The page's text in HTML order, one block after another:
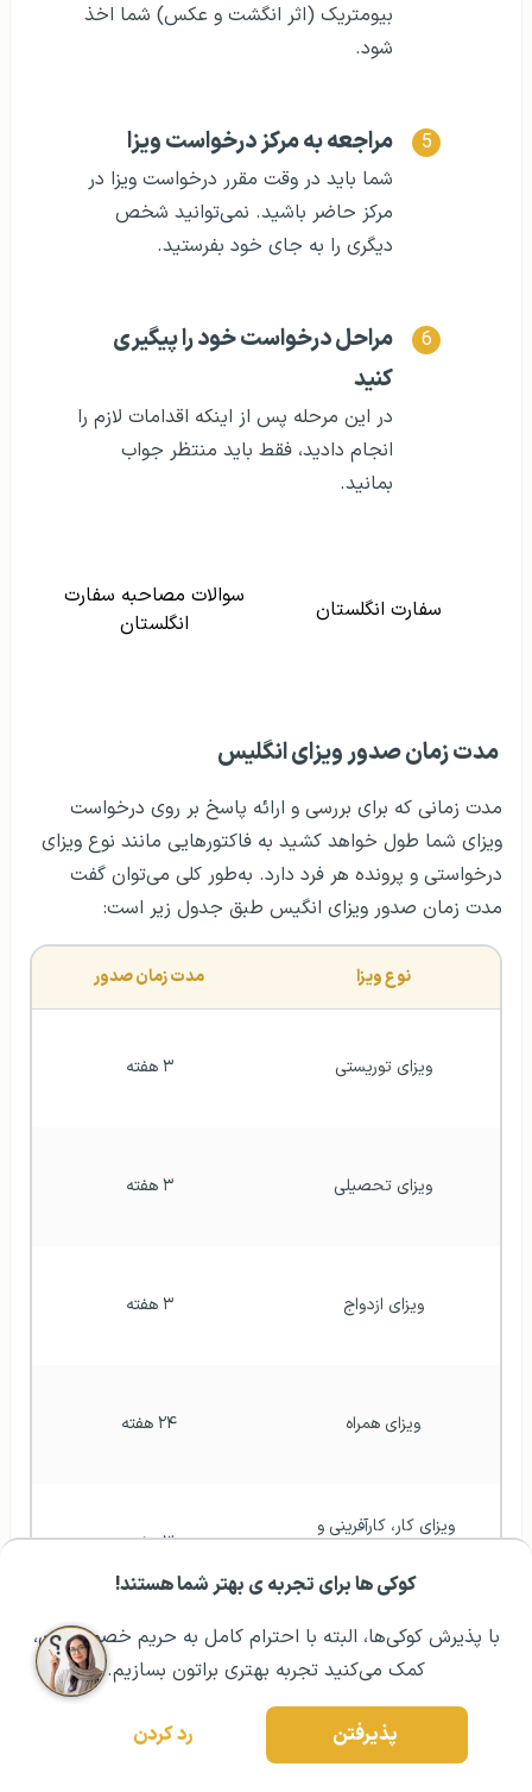
کوکی ها برای تجربه ی بهتر شما هستند!
با پذیرش کوکی‌ها، البته با احترام کامل به حریم خصوصیتون،
کمک می‌کنید تجربه بهتری براتون بسازیم.
پذیرفتن رد کردن
مشــاوره اولیه رایگان: ۰۲۱ ۴۳۰۰۰ ۰۲۱ رزرو مشاوره تخصصی
بیومتریک (اثر انگشت و عکس) شما اخذ
شود.
مراجعه به مرکز درخواست ویزا
شما باید در وقت مقرر درخواست ویزا در
مرکز حاضر باشید. نمی‌توانید شخص
دیگری را به جای خود بفرستید.
مراحل درخواست خود را پیگیری
کنید
در این مرحله پس از اینکه اقدامات لازم را
انجام دادید، فقط باید منتظر جواب
بمانید.
سفارت انگلستان
سوالات مصاحبه سفارت
انگلستان
مدت زمان صدور ویزای انگلیس
مدت زمانی که برای بررسی و ارائه پاسخ بر روی درخواست
ویزای شما طول خواهد کشید به فاکتورهایی مانند نوع ویزای
درخواستی و پرونده هر فرد دارد. به‌طور کلی می‌توان گفت
مدت زمان صدور ویزای انگیس طبق جدول زیر است:
نوع ویزا مدت زمان صدور
ویزای توریستی ۳ هفته
ویزای تحصیلی ۳ هفته
ویزای ازدواج ۳ هفته
ویزای همراه ۲۴ هفته
۳ هفته
مدت زمان صدور ویزای انگیس
مدارک مورد نیاز برای درخواست ویزای انگلستان